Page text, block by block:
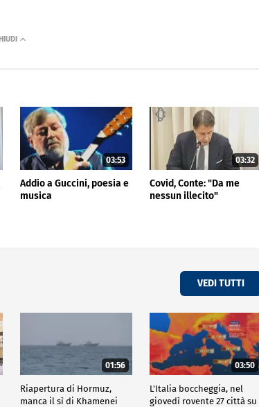
03:53
Addio a Guccini, poesia e
musica
03:32
Covid, Conte: "Da me
nessun illecito"
VEDI TUTTI
01:56
Riapertura di Hormuz,
manca il sì di Khamenei
03:50
L'Italia boccheggia, nel
giovedì rovente 27 città su